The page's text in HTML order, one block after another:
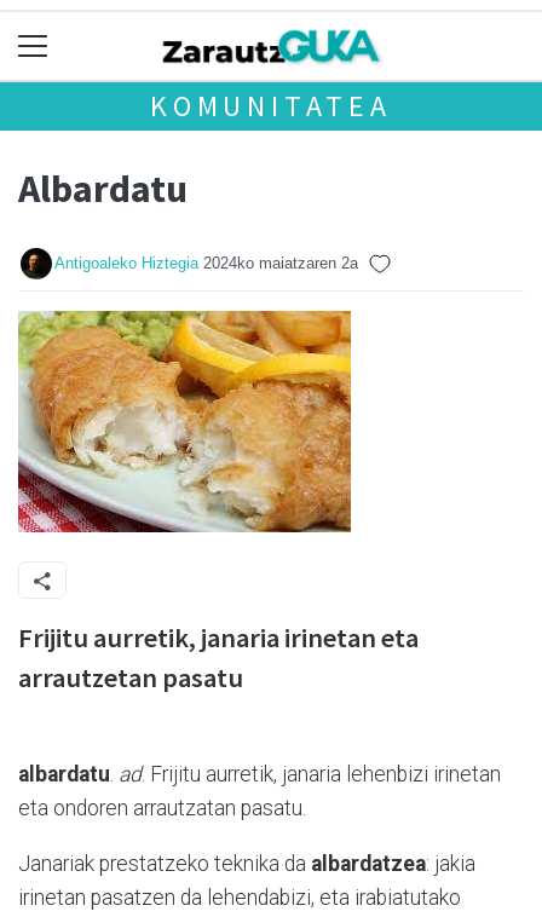
KOMUNITATEA
Albardatu
Antigoaleko Hiztegia 2024ko maiatzaren 2a
Frijitu aurretik, janaria irinetan eta
arrautzetan pasatu
albardatu. ad. Frijitu aurretik, janaria lehenbizi irinetan
eta ondoren arrautzatan pasatu.
Janariak prestatzeko teknika da albardatzea: jakia
irinetan pasatzen da lehendabizi, eta irabiatutako